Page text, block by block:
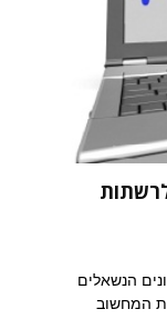
הראה כי 25% מהארגונים הנשאלים
המחשוב